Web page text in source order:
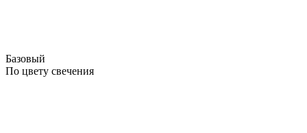
Базовый
По цвету свечения